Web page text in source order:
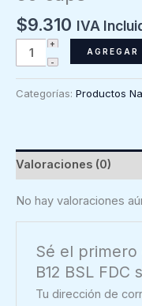
$9.310 IVA
Vitamina
B12
caps
cantidad
Categorías: Productos
Valoraciones (0)
No hay valoraciones
Sé el primero
B12 BSL
Tu dirección de